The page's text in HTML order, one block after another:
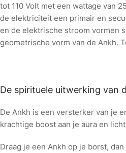
tot 110 Volt met een wattage van
de elektriciteit een primair en
en de elektrische stroom vormen
geometrische vorm van de Ankh.
De spirituele uitwerking van
De Ankh is een versterker van je
krachtige boost aan je aura en
Draag je een Ankh op je borst,